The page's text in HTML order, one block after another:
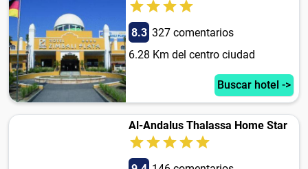
8.3 327 comentarios
6.28 Km del centro ciudad
Buscar hotel ->
Al-Andalus Thalassa Home Star